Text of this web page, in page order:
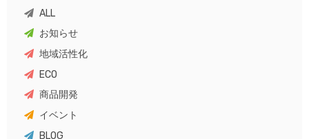
ALL
お知らせ
地域活性化
ECO
商品開発
イベント
BLOG